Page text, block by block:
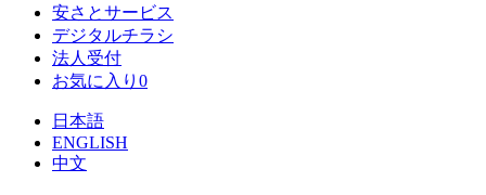
安さとサービス
デジタルチラシ
法人受付
お気に入り 0
日本語
ENGLISH
中文